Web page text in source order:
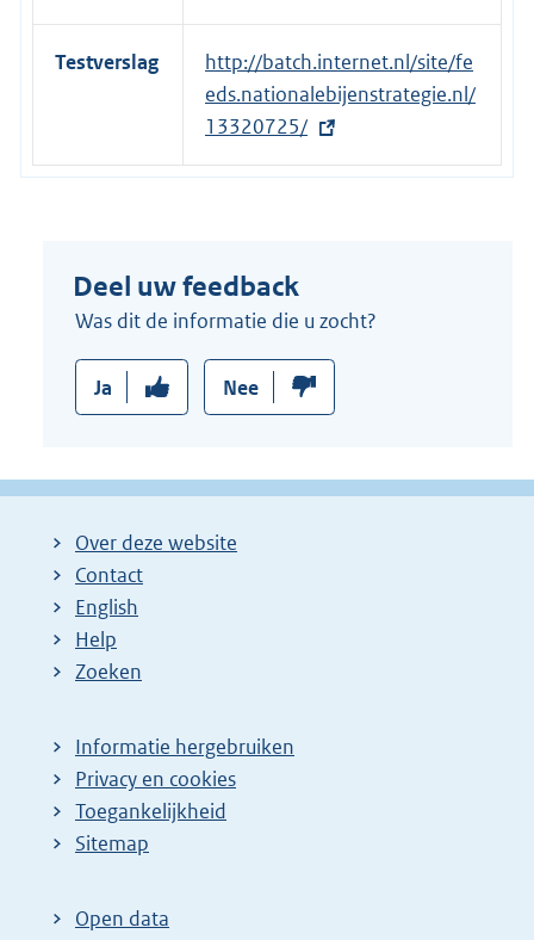
Testverslag
E
x
t
e
l
i
:
http://batch.internet.nl/site/fe
eds.nationalebijenstrategie.nl/
13320725/
Deel uw feedback
Was dit de informatie die u zocht?
Ja Nee
Over deze website
Contact
English
Help
Zoeken
Informatie hergebruiken
Privacy en cookies
Toegankelijkheid
Sitemap
Open data